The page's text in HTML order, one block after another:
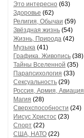
Это интересно (63)
Здоровье (62)
Религия, Обычаи (59)
Звёздная жизнь (54)
Жизнь, Природа (42)
Музыка (41)
Графика. Живопись (38)
Тайны Вселенной (35)
Парапсихология (33)
Сексуальность (29)
Россия, Армия, Авиация
Магия (28)
Сверхспособности (24)
Иисус Христос (23)
Спорт (22)
США, НАТО (22)